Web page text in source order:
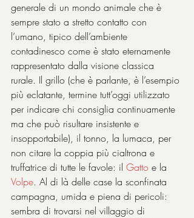
generale di un mondo animale che è
sempre stato a stretto contatto con
l’umano, tipico dell’ambiente
contadinesco come è stato eternamente
rappresentato dalla visione classica
rurale. Il grillo (che è parlante, è l’esempio
più eclatante, termine tutt’oggi utilizzato
per indicare chi consiglia continuamente
ma che può risultare insistente e
insopportabile), il tonno, la lumaca, per
non citare la coppia più cialtrona e
truffatrice di tutte le favole: il Gatto e la
Volpe. Al di là delle case la sconfinata
campagna, umida e piena di pericoli:
sembra di trovarsi nel villaggio di